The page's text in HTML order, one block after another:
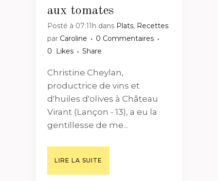
aux tomates
Posté à 07:11h dans Plats, Recettes
par Caroline
0 Commentaires
0
Likes Share
Christine Cheylan,
productrice de vins et
d'huiles d'olives à Château
Virant (Lançon - 13), a eu la
gentillesse de me...
LIRE LA SUITE